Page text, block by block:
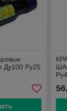
Ду100 Ру25